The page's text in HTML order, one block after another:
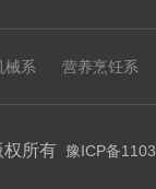
械系 营养烹饪系
权所有 豫ICP备